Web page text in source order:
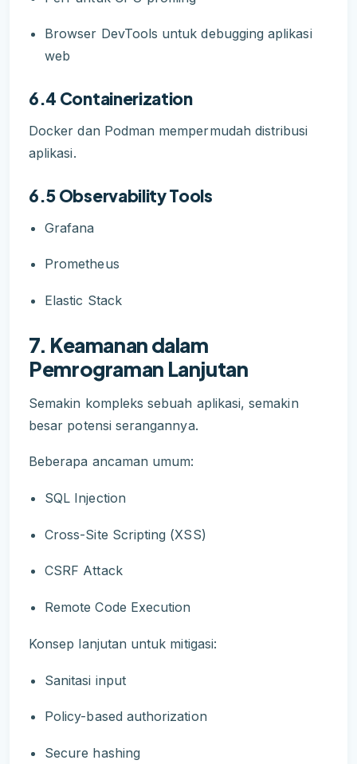
Browser DevTools untuk debugging aplikasi
web
6.4 Containerization
Docker dan Podman mempermudah distribusi
aplikasi.
6.5 Observability Tools
Grafana
Prometheus
Elastic Stack
7. Keamanan dalam
Pemrograman Lanjutan
Semakin kompleks sebuah aplikasi, semakin
besar potensi serangannya.
Beberapa ancaman umum:
SQL Injection
Cross-Site Scripting (XSS)
CSRF Attack
Remote Code Execution
Konsep lanjutan untuk mitigasi:
Sanitasi input
Policy-based authorization
Secure hashing